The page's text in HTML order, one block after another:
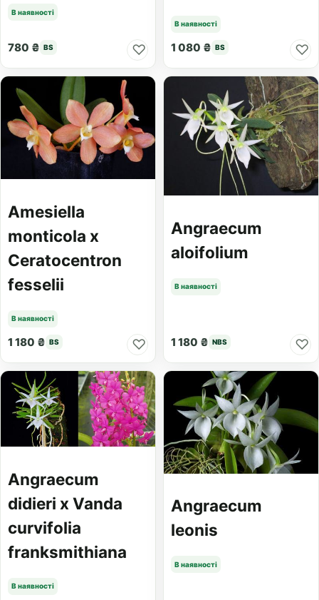
В наявності
780 ₴ BS ♡
В наявності
1 080 ₴ BS ♡
Amesiella
monticola x
Ceratocentron
fesselii
В наявності
1 180 ₴ BS ♡
Angraecum
aloifolium
В наявності
1 180 ₴ NBS ♡
Angraecum
didieri x Vanda
curvifolia
franksmithiana
В наявності
Angraecum
leonis
В наявності